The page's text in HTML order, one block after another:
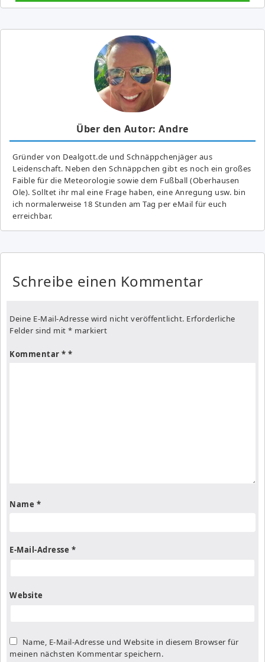
Über den Autor: Andre
Gründer von Dealgott.de und Schnäppchenjäger aus
Leidenschaft. Neben den Schnäppchen gibt es noch ein großes
Fai­ble für die Meteorologie sowie dem Fußball (Oberhausen
Ole). Solltet ihr mal eine Frage haben, eine Anregung usw. bin
ich normalerweise 18 Stunden am Tag per eMail für euch
erreichbar.
Schreibe einen Kommentar
Deine E-Mail-Adresse wird nicht veröffentlicht. Erforderliche
Felder sind mit * markiert
Kommentar *
Name *
E-Mail-Adresse *
Website
Name, E-Mail-Adresse und Website in diesem Browser für
meinen nächsten Kommentar speichern.